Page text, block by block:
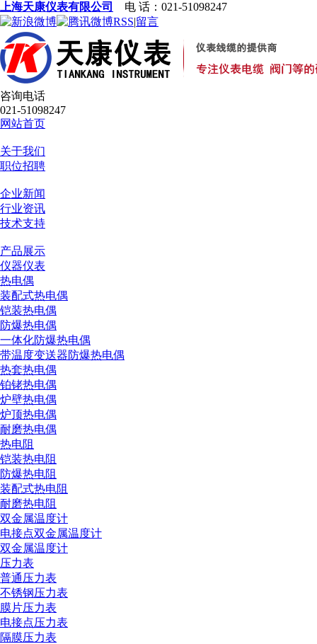
上海天康仪表有限公司
电 话：021-51098247
RSS|留言
咨询电话
021-51098247
网站首页
关于我们
职位招聘
企业新闻
行业资讯
技术支持
产品展示
仪器仪表
热电偶
装配式热电偶
铠装热电偶
防爆热电偶
一体化防爆热电偶
带温度变送器防爆热电偶
热套热电偶
铂铑热电偶
炉壁热电偶
炉顶热电偶
耐磨热电偶
热电阻
铠装热电阻
防爆热电阻
装配式热电阻
耐磨热电阻
双金属温度计
电接点双金属温度计
双金属温度计
压力表
普通压力表
不锈钢压力表
膜片压力表
电接点压力表
隔膜压力表